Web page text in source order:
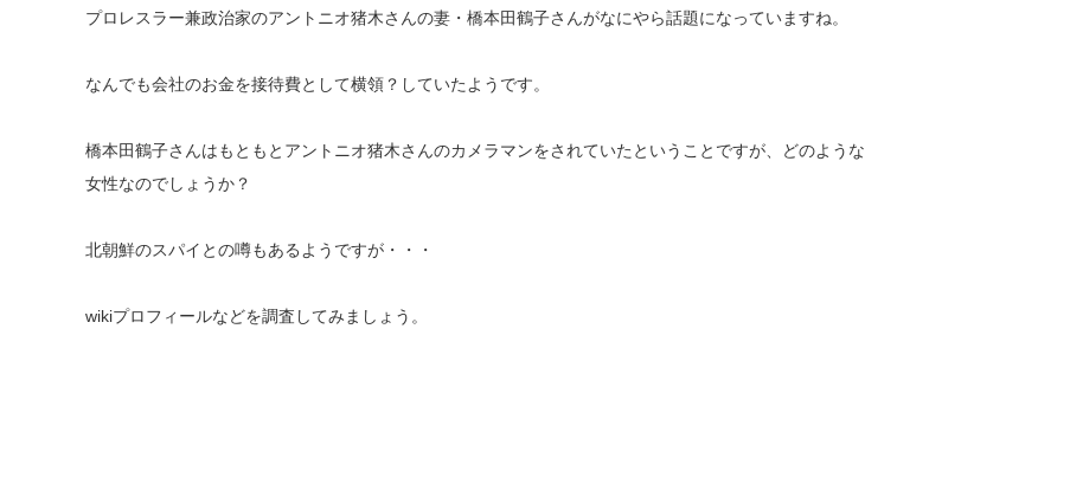
プロレスラー兼政治家のアントニオ猪木さんの妻・橋本田鶴子さんがなにやら話題になっていますね。
なんでも会社のお金を接待費として横領？していたようです。
橋本田鶴子さんはもともとアントニオ猪木さんのカメラマンをされていたということですが、どのような
女性なのでしょうか？
北朝鮮のスパイとの噂もあるようですが・・・
wikiプロフィールなどを調査してみましょう。